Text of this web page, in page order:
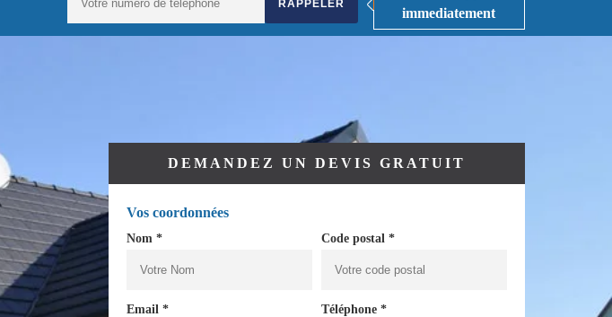
immediatement
DEMANDEZ UN DEVIS GRATUIT
Vos coordonnées
Nom * Code postal *
Email * Téléphone *